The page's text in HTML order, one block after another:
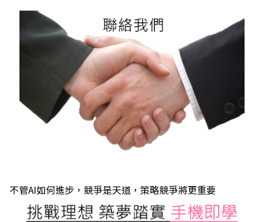
不管AI如何進步，競爭是天道，策略競爭將更重要